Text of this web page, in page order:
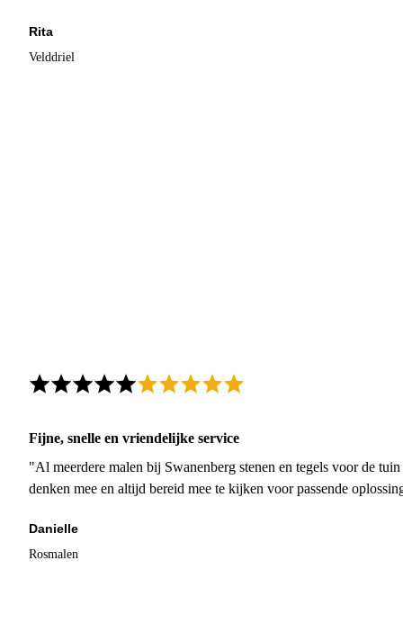
Rita
Velddriel
Fijne, snelle en vriendelijke service
"Al meerdere malen bij Swanenberg stenen en tegels voor de
denken mee en altijd bereid mee te kijken voor passende
Danielle
Rosmalen